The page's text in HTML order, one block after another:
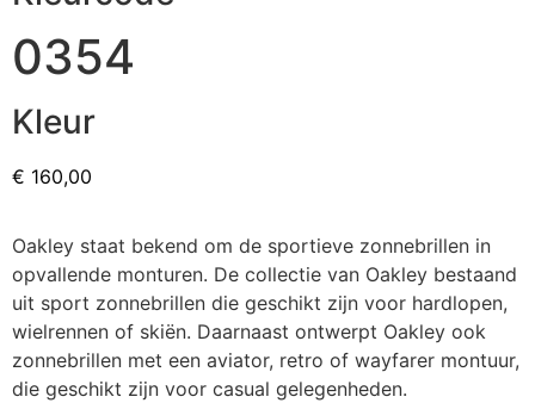
0354
Kleur
€ 160,00
Oakley staat bekend om de sportieve zonnebrillen in
opvallende monturen. De collectie van Oakley bestaand
uit sport zonnebrillen die geschikt zijn voor hardlopen,
wielrennen of skiën. Daarnaast ontwerpt Oakley ook
zonnebrillen met een aviator, retro of wayfarer montuur,
die geschikt zijn voor casual gelegenheden.